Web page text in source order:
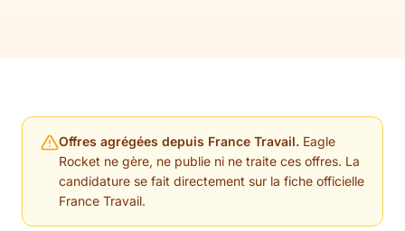
Offres agrégées depuis France Travail. Eagle
Rocket ne gère, ne publie ni ne traite ces offres. La
candidature se fait directement sur la fiche officielle
France Travail.